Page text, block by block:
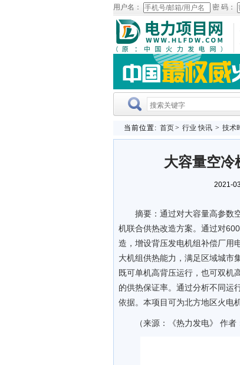
用户名： 密 码：
当前位置: 首页> 行业 快讯 > 技术
大容量空冷
2021-
摘要：通过对大容量高参数
机联合供热改造方案。通过对
造，增设背压发电机组补偿厂用
大机组供热能力，满足区域城市
既可单机高背压运行，也可双机
的供热保证率。通过分析不同运
依据。本项目可为北方地区火电
（来源：《热力发电》 作者